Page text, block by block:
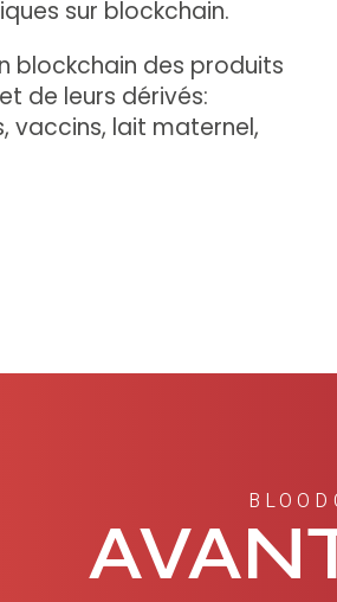
sur blockchain.
blockchain des produits
de leurs dérivés:
vaccins, lait maternel,